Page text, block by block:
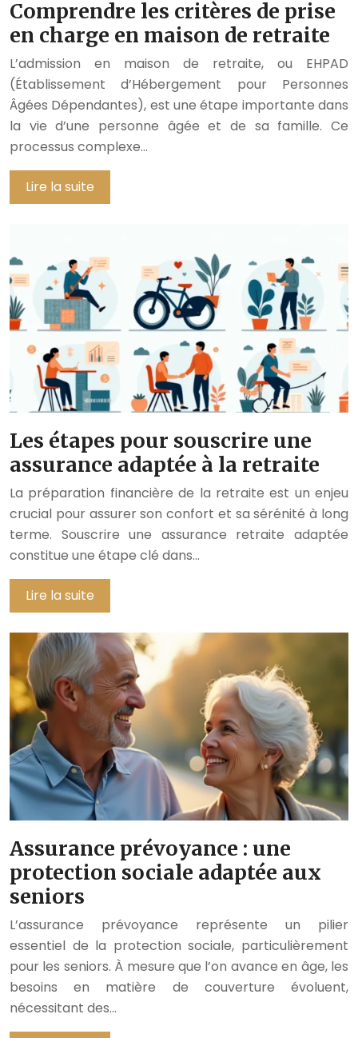
Comprendre les critères de prise
en charge en maison de retraite
L’admission en maison de retraite, ou EHPAD
(Établissement d’Hébergement pour Personnes
Âgées Dépendantes), est une étape importante dans
la vie d’une personne âgée et de sa famille. Ce
processus complexe…
Lire la suite
Les étapes pour souscrire une
assurance adaptée à la retraite
La préparation financière de la retraite est un enjeu
crucial pour assurer son confort et sa sérénité à long
terme. Souscrire une assurance retraite adaptée
constitue une étape clé dans…
Lire la suite
Assurance prévoyance : une
protection sociale adaptée aux
seniors
L’assurance prévoyance représente un pilier
essentiel de la protection sociale, particulièrement
pour les seniors. À mesure que l’on avance en âge, les
besoins en matière de couverture évoluent,
nécessitant des…